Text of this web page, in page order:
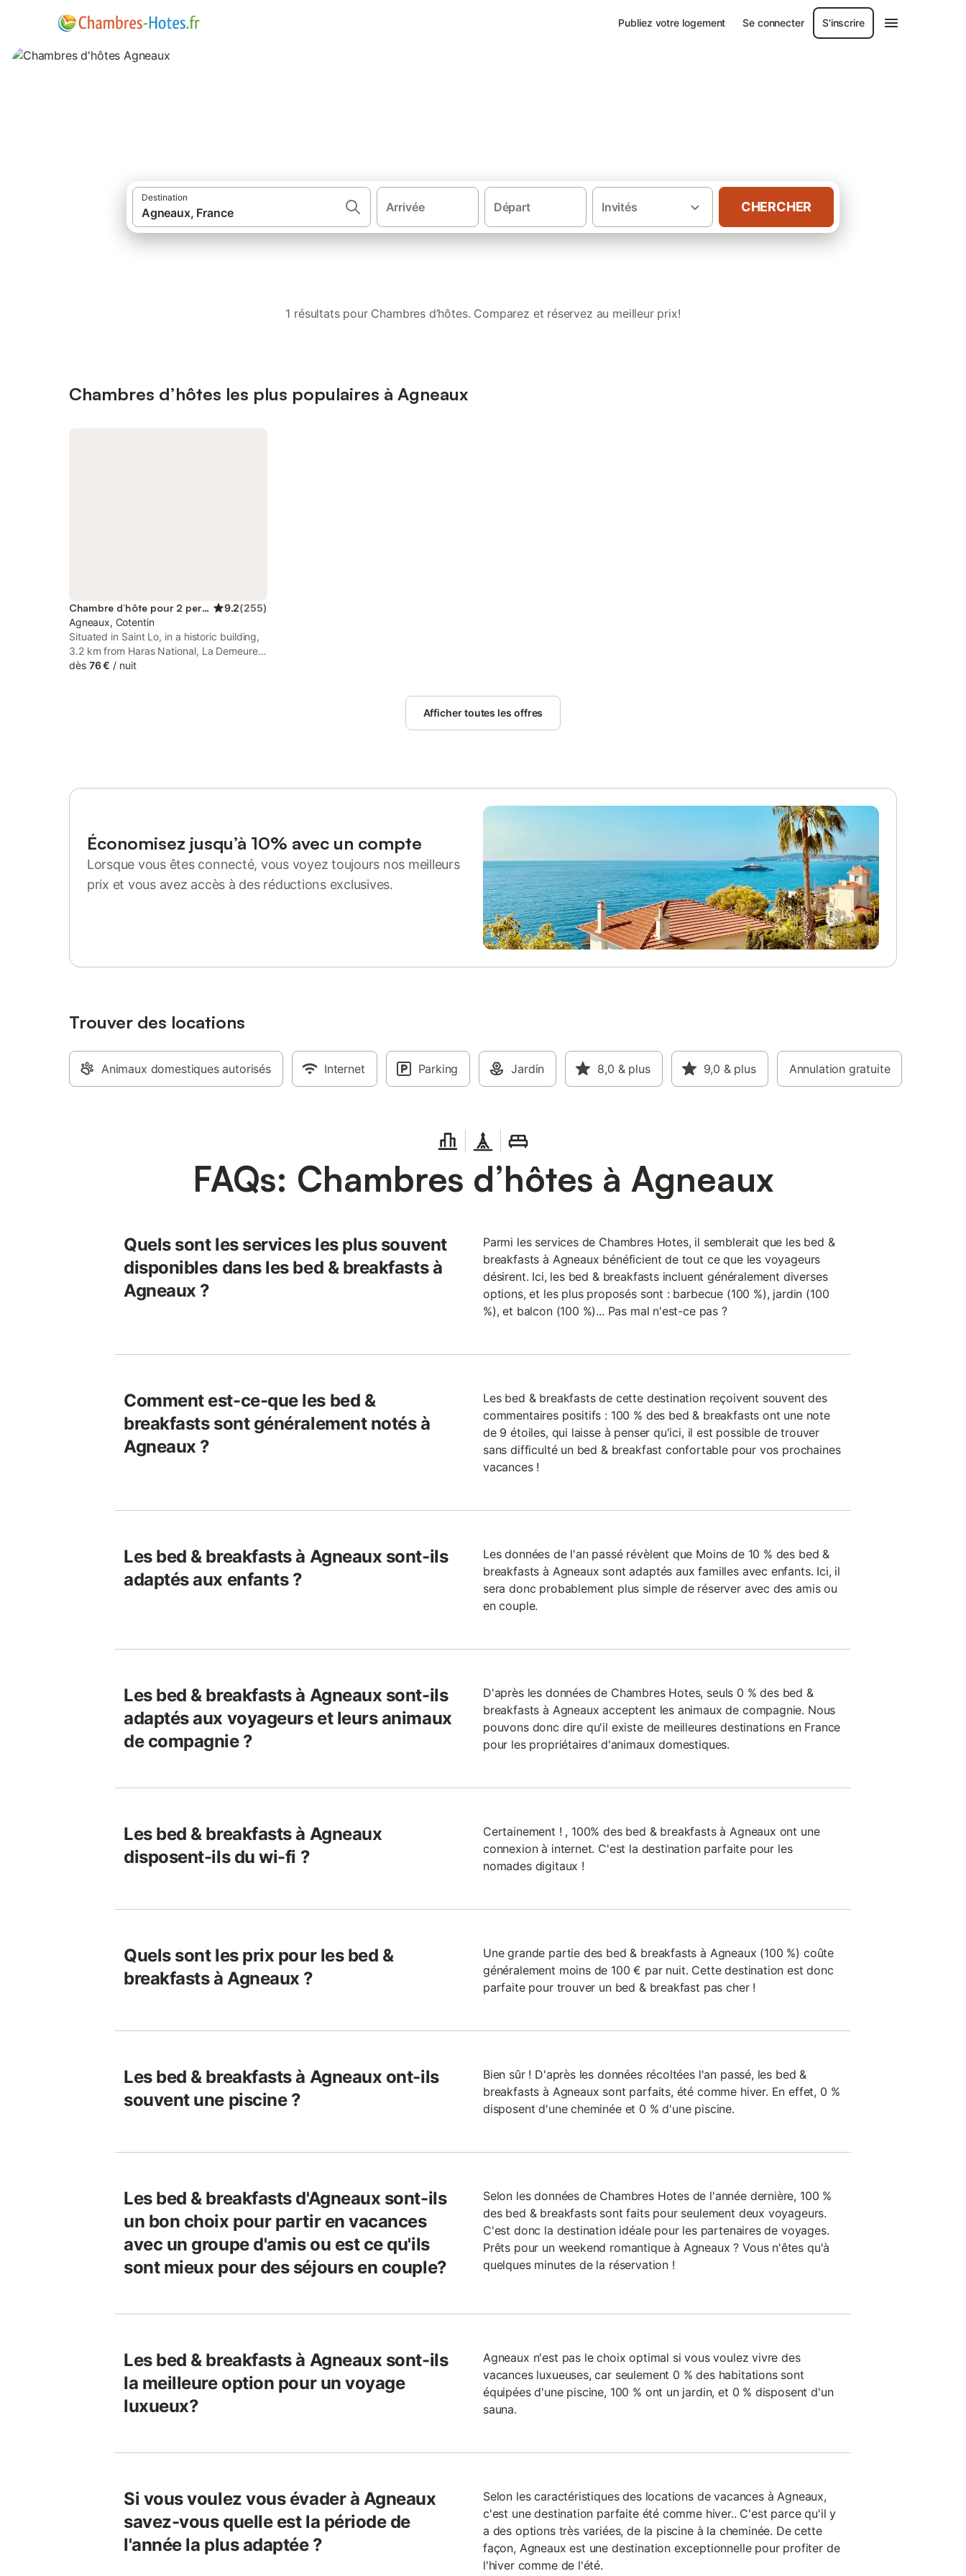
Publiez votre logement Se connecter S'inscrire
Destination
Arrivée Départ Invités CHERCHER
1 résultats pour Chambres d’hôtes. Comparez et réservez au meilleur prix!
Chambres d’hôtes les plus populaires à Agneaux
Chambre d’hôte pour 2 personnes 9.2(255)
Agneaux, Cotentin
Situated in Saint Lo, in a historic building,
3.2 km from Haras National, La Demeure
de Cathy is a bed and breakfast with a
dès 76 € / nuit
Afficher toutes les offres
Économisez jusqu’à 10% avec un compte
Lorsque vous êtes connecté, vous voyez toujours nos meilleurs
prix et vous avez accès à des réductions exclusives.
Trouver des locations
Animaux domestiques autorisés Internet Parking Jardin 8,0 & plus 9,0 & plus Annulation gratuite
FAQs: Chambres d’hôtes à Agneaux
Quels sont les services les plus souvent
disponibles dans les bed & breakfasts à
Agneaux ?
Parmi les services de Chambres Hotes, il semblerait que les bed &
breakfasts à Agneaux bénéficient de tout ce que les voyageurs
désirent. Ici, les bed & breakfasts incluent généralement diverses
options, et les plus proposés sont : barbecue (100 %), jardin (100
%), et balcon (100 %)... Pas mal n'est-ce pas ?
Comment est-ce-que les bed &
breakfasts sont généralement notés à
Agneaux ?
Les bed & breakfasts de cette destination reçoivent souvent des
commentaires positifs : 100 % des bed & breakfasts ont une note
de 9 étoiles, qui laisse à penser qu'ici, il est possible de trouver
sans difficulté un bed & breakfast confortable pour vos prochaines
vacances !
Les bed & breakfasts à Agneaux sont-ils
adaptés aux enfants ?
Les données de l'an passé révèlent que Moins de 10 % des bed &
breakfasts à Agneaux sont adaptés aux familles avec enfants. Ici, il
sera donc probablement plus simple de réserver avec des amis ou
en couple.
Les bed & breakfasts à Agneaux sont-ils
adaptés aux voyageurs et leurs animaux
de compagnie ?
D'après les données de Chambres Hotes, seuls 0 % des bed &
breakfasts à Agneaux acceptent les animaux de compagnie. Nous
pouvons donc dire qu'il existe de meilleures destinations en France
pour les propriétaires d'animaux domestiques.
Les bed & breakfasts à Agneaux
disposent-ils du wi-fi ?
Certainement ! , 100% des bed & breakfasts à Agneaux ont une
connexion à internet. C'est la destination parfaite pour les
nomades digitaux !
Quels sont les prix pour les bed &
breakfasts à Agneaux ?
Une grande partie des bed & breakfasts à Agneaux (100 %) coûte
généralement moins de 100 € par nuit. Cette destination est donc
parfaite pour trouver un bed & breakfast pas cher !
Les bed & breakfasts à Agneaux ont-ils
souvent une piscine ?
Bien sûr ! D'après les données récoltées l'an passé, les bed &
breakfasts à Agneaux sont parfaits, été comme hiver. En effet, 0 %
disposent d'une cheminée et 0 % d'une piscine.
Les bed & breakfasts d'Agneaux sont-ils
un bon choix pour partir en vacances
avec un groupe d'amis ou est ce qu'ils
sont mieux pour des séjours en couple?
Selon les données de Chambres Hotes de l'année dernière, 100 %
des bed & breakfasts sont faits pour seulement deux voyageurs.
C'est donc la destination idéale pour les partenaires de voyages.
Prêts pour un weekend romantique à Agneaux ? Vous n'êtes qu'à
quelques minutes de la réservation !
Les bed & breakfasts à Agneaux sont-ils
la meilleure option pour un voyage
luxueux?
Agneaux n'est pas le choix optimal si vous voulez vivre des
vacances luxueuses, car seulement 0 % des habitations sont
équipées d'une piscine, 100 % ont un jardin, et 0 % disposent d'un
sauna.
Si vous voulez vous évader à Agneaux
savez-vous quelle est la période de
l'année la plus adaptée ?
Selon les caractéristiques des locations de vacances à Agneaux,
c'est une destination parfaite été comme hiver.. C'est parce qu'il y
a des options très variées, de la piscine à la cheminée. De cette
façon, Agneaux est une destination exceptionnelle pour profiter de
l'hiver comme de l'été.